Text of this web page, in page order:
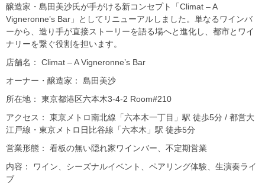
醸造家・島田美沙氏が手がける新コンセプト「Climat – A
Vigneronne’s Bar」としてリニューアルしました。単なるワインバ
ーから、造り手が直接ストーリーを語る場へと進化し、都市とワイ
ナリーを繋ぐ役割を担います。
店舗名： Climat – A Vigneronne’s Bar
オーナー・醸造家： 島田美沙
所在地： 東京都港区六本木3-4-2 Room#210
アクセス： 東京メトロ南北線「六本木一丁目」駅 徒歩5分 / 都営大
江戸線・東京メトロ日比谷線「六本木」駅 徒歩5分
営業形態： 看板の無い隠れ家ワインバー、不定期営業
内容： ワイン、シーズナルイベント、ペアリング体験、生演奏ライ
ブ